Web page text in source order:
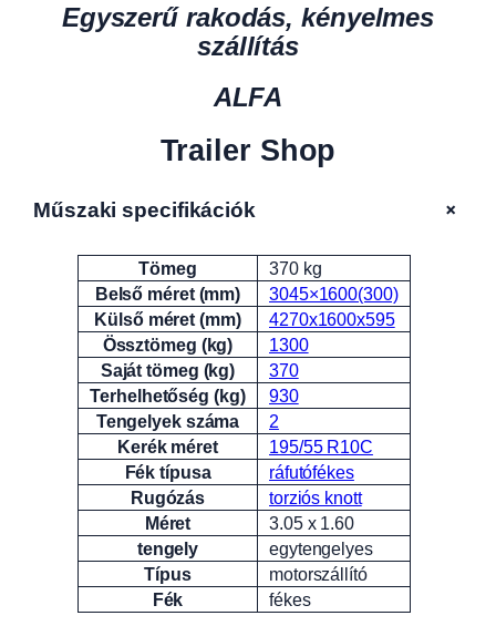
Egyszerű rakodás, kényelmes
szállítás
ALFA
Trailer Shop
Műszaki specifikációk +
Attribútumok Érték
Tömeg
370 kg
Belső méret (mm)
3045×1600(300)
Külső méret (mm)
4270x1600x595
Össztömeg (kg)
1300
Saját tömeg (kg)
370
Terhelhetőség (kg)
930
Tengelyek száma
2
Kerék méret
195/55 R10C
Fék típusa
ráfutófékes
Rugózás
torziós knott
Méret
3.05 x 1.60
tengely
egytengelyes
Típus
motorszállító
Fék
fékes